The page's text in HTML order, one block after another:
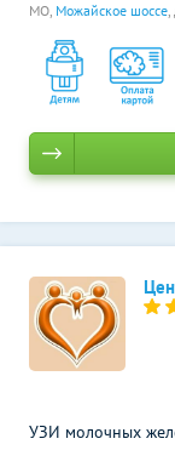
МО, Можайское шоссе,
УЗИ молочных